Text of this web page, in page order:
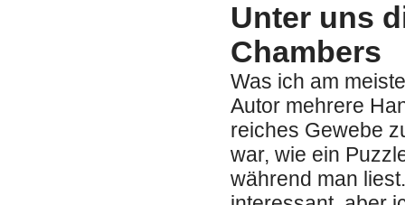
Unter uns
Chambers
Was ich am
Autor mehrere
reiches Gewebe
war, wie ein
während man